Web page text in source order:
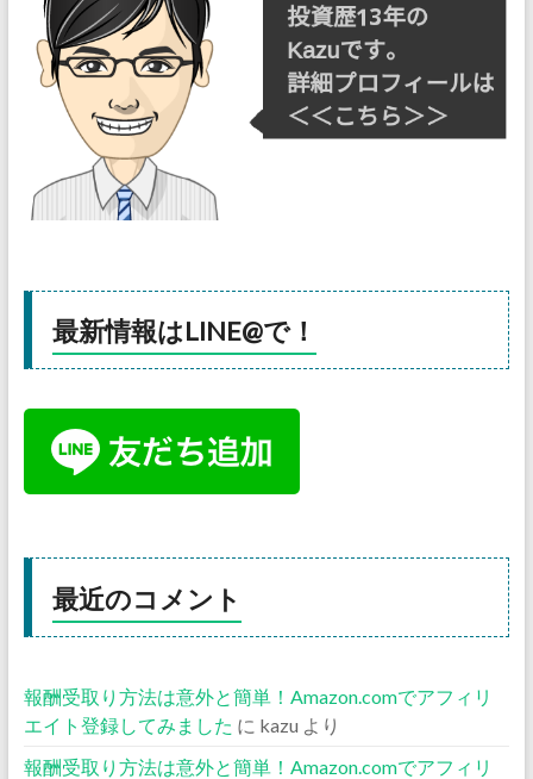
最新情報はLINE@で！
最近のコメント
報酬受取り方法は意外と簡単！Amazon.comでアフィリ
エイト登録してみました に kazu より
報酬受取り方法は意外と簡単！Amazon.comでアフィリ